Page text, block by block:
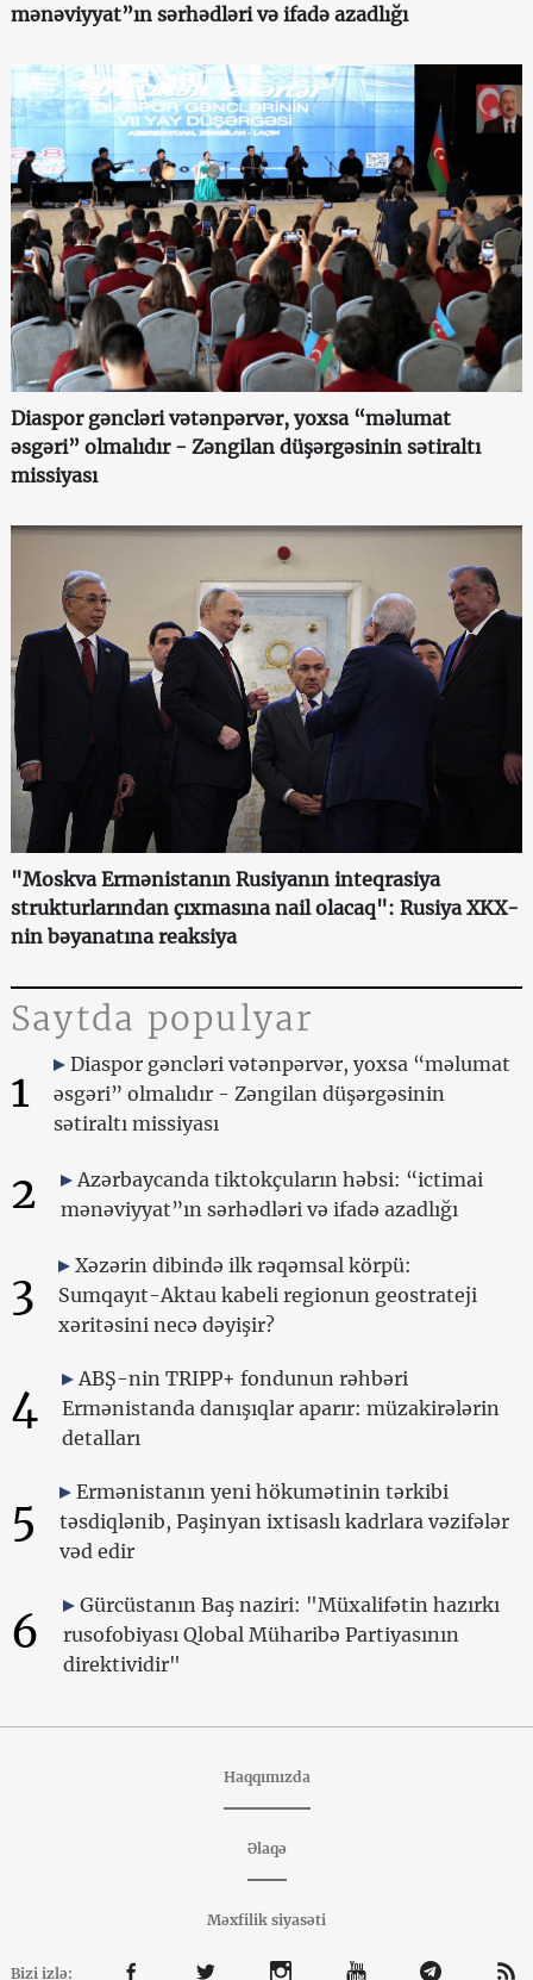
mənəviyyat”ın sərhədləri və ifadə azadlığı
Diaspor gəncləri vətənpərvər, yoxsa “məlumat
əsgəri” olmalıdır - Zəngilan düşərgəsinin sətiraltı
missiyası
"Moskva Ermənistanın Rusiyanın inteqrasiya
strukturlarından çıxmasına nail olacaq": Rusiya XKX-
nin bəyanatına reaksiya
Saytda populyar
1
Diaspor gəncləri vətənpərvər, yoxsa “məlumat
əsgəri” olmalıdır - Zəngilan düşərgəsinin
sətiraltı missiyası
2
Azərbaycanda tiktokçuların həbsi: “ictimai
mənəviyyat”ın sərhədləri və ifadə azadlığı
3
Xəzərin dibində ilk rəqəmsal körpü:
Sumqayıt-Aktau kabeli regionun geostrateji
xəritəsini necə dəyişir?
4
ABŞ-nin TRIPP+ fondunun rəhbəri
Ermənistanda danışıqlar aparır: müzakirələrin
detalları
5
Ermənistanın yeni hökumətinin tərkibi
təsdiqlənib, Paşinyan ixtisaslı kadrlara vəzifələr
vəd edir
6
Gürcüstanın Baş naziri: "Müxalifətin hazırkı
rusofobiyası Qlobal Müharibə Partiyasının
direktividir"
Haqqımızda
Əlaqə
Məxfilik siyasəti
Bizi izlə: